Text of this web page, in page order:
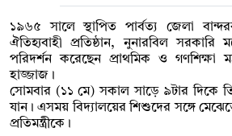
১৯৬৫ সালে স্থাপিত পার্বত্য জেলা
ঐতিহ্যবাহী প্রতিষ্ঠান, নুনারবিল সরকারি
পরিদর্শন করেছেন প্রাথমিক ও গণশিক্ষা
হাজ্জাজ।
সোমবার (১১ মে) সকাল সাড়ে ৯টার দিকে
যান। এসময় বিদ্যালয়ের শিশুদের সঙ্গে
প্রতিমন্ত্রীকে।